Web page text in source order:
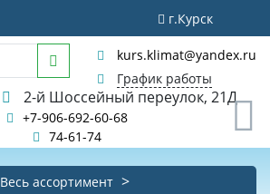
г.Курск
kurs.klimat@yandex.ru
График работы
2-й Шоссейный переулок, 21Д
+7-906-692-60-68
74-61-74
Весь ассортимент